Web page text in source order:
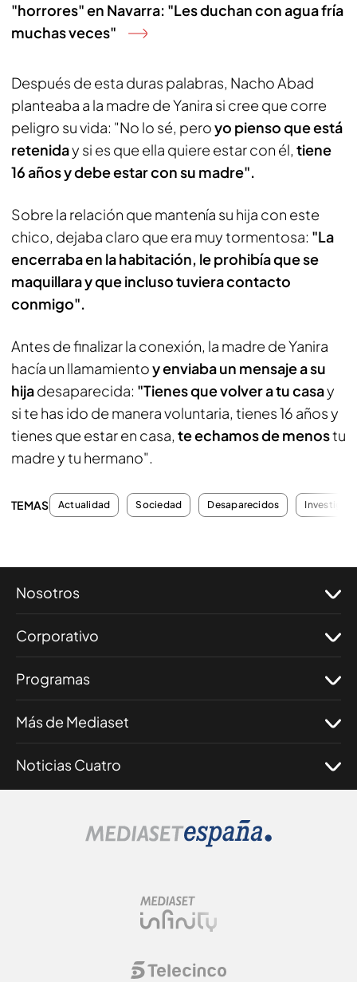
"horrores" en Navarra: "Les duchan con agua fría
muchas veces"
Después de esta duras palabras, Nacho Abad
planteaba a la madre de Yanira si cree que corre
peligro su vida: "No lo sé, peroyo pienso que está
reteniday si es que ella quiere estar con él, tiene
16 años y debe estar con su madre".
Sobre la relación que mantenía su hija con este
chico, dejaba claro que era muy tormentosa: "La
encerraba en la habitación, le prohibía que se
maquillara y que incluso tuviera contacto
conmigo".
Antes de finalizar la conexión, la madre de Yanira
hacía un llamamientoy enviaba un mensaje a su
hijadesaparecida: "Tienes que volver a tu casay
si te has ido de manera voluntaria, tienes 16 años y
tienes que estar en casa, te echamos de menostu
madre y tu hermano".
TEMAS Actualidad Sociedad Desaparecidos
Nosotros
Corporativo
Programas
Más de Mediaset
Noticias Cuatro